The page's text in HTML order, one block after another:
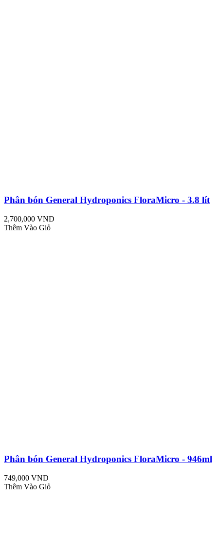
Phân bón General Hydroponics FloraMicro - 3.8 lít
2,700,000 VND
Thêm Vào Giỏ
Phân bón General Hydroponics FloraMicro - 946ml
749,000 VND
Thêm Vào Giỏ